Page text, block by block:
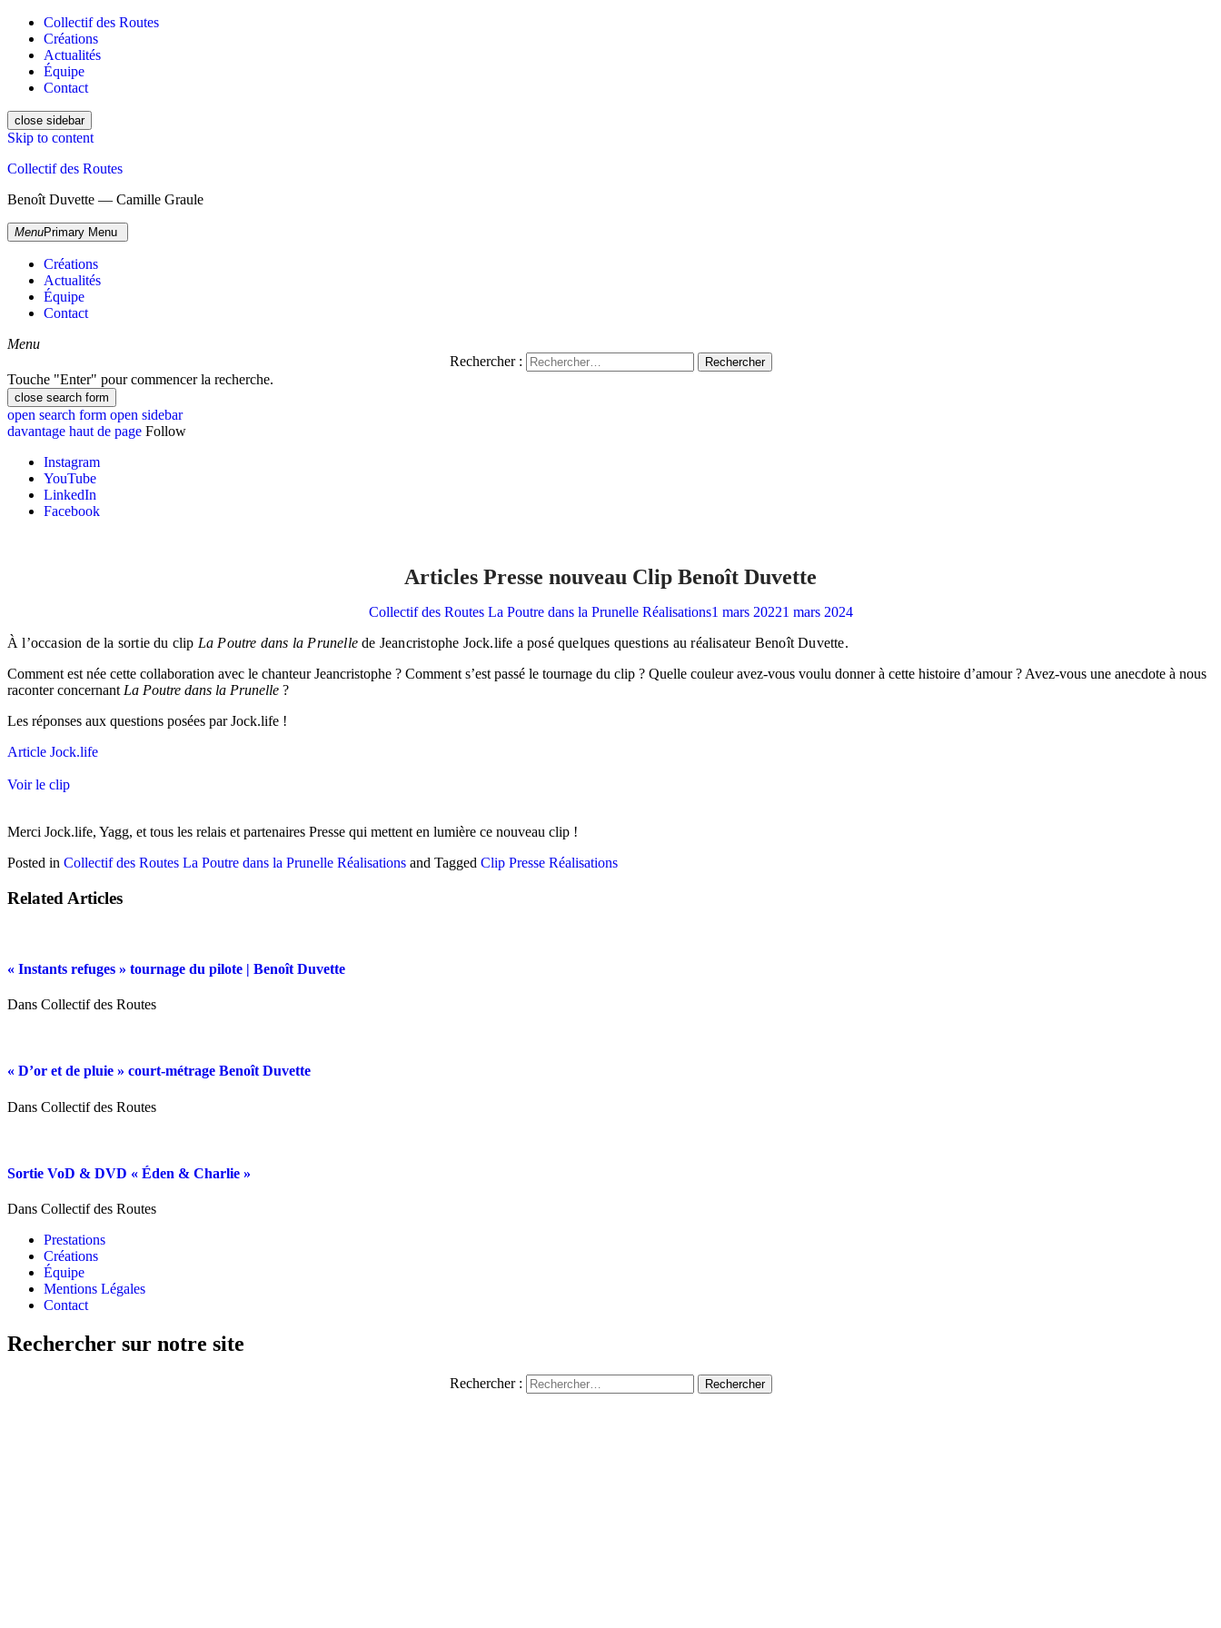
Collectif des Routes
Créations
Actualités
Équipe
Contact
close sidebar
Skip to content
Collectif des Routes
Benoît Duvette — Camille Graule
MenuPrimary Menu
Créations
Actualités
Équipe
Contact
Menu
Rechercher :
Touche "Enter" pour commencer la recherche.
close search form
open search form open sidebar
davantage haut de page Follow
Instagram
YouTube
LinkedIn
Facebook
Articles Presse nouveau Clip Benoît Duvette
Collectif des Routes La Poutre dans la Prunelle Réalisations1 mars 20221 mars 2024
À l’occasion de la sortie du clip La Poutre dans la Prunelle de Jeancristophe Jock.life a posé quelques questions au réalisateur Benoît Duvette.
Comment est née cette collaboration avec le chanteur Jeancristophe ? Comment s’est passé le tournage du clip ? Quelle couleur avez-vous voulu donner à cette histoire d’amour ? Avez-vous une anecdote à nous
raconter concernant La Poutre dans la Prunelle ?
Les réponses aux questions posées par Jock.life !
Article Jock.life
Voir le clip
Merci Jock.life, Yagg, et tous les relais et partenaires Presse qui mettent en lumière ce nouveau clip !
Posted in Collectif des Routes La Poutre dans la Prunelle Réalisations and Tagged Clip Presse Réalisations
Related Articles
« Instants refuges » tournage du pilote | Benoît Duvette
Dans Collectif des Routes
« D’or et de pluie » court-métrage Benoît Duvette
Dans Collectif des Routes
Sortie VoD & DVD « Éden & Charlie »
Dans Collectif des Routes
Prestations
Créations
Équipe
Mentions Légales
Contact
Rechercher sur notre site
Rechercher :